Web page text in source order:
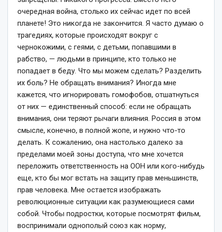
очередная война, столько их сейчас идет по всей
планете! Это никогда не закончится. Я часто думаю о
трагедиях, которые происходят вокруг с
чернокожими, с геями, с детьми, попавшими в
рабство, — людьми в принципе, кто только не
попадает в беду. Что мы можем сделать? Разделить
их боль? Не обращать внимания? Иногда мне
кажется, что игнорировать гомофобов, отшатнуться
от них — единственный способ: если не обращать
внимания, они теряют рычаги влияния. Россия в этом
смысле, конечно, в полной жопе, и нужно что-то
делать. К сожалению, она настолько далеко за
пределами моей зоны доступа, что мне хочется
переложить ответственность на ООН или кого-нибудь
еще, кто бы мог встать на защиту прав меньшинств,
прав человека. Мне остается изображать
революционные ситуации как разумеющиеся сами
собой. Чтобы подростки, которые посмотрят фильм,
воспринимали однополый союз как норму,